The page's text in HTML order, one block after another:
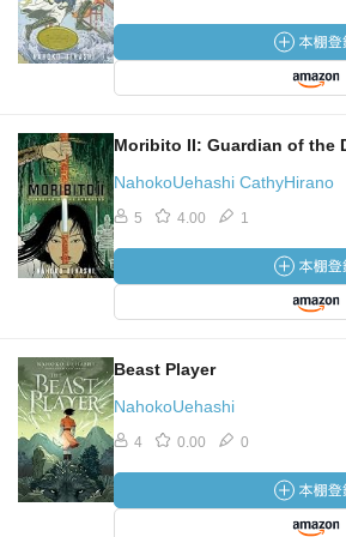
Moribito II: Guardian of the
NahokoUehashi CathyHirano
5 4.00 1
Beast Player
NahokoUehashi
4 0.00 0